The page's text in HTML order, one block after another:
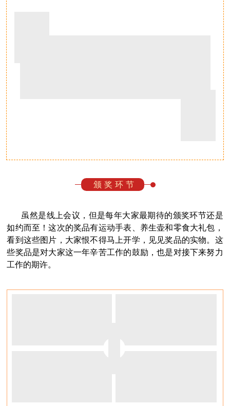
颁奖环节
虽然是线上会议，但是每年大家最期待的颁奖环节还是
如约而至！这次的奖品有运动手表、养生壶和零食大礼包，
看到这些图片，大家恨不得马上开学，见见奖品的实物。这
些奖品是对大家这一年辛苦工作的鼓励，也是对接下来努力
工作的期许。